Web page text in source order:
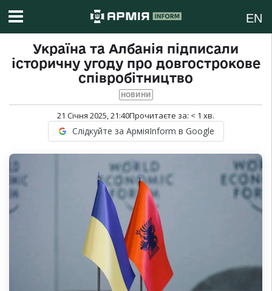
EN
Україна та Албанія підписали
історичну угоду про довгострокове
співробітництво
НОВИНИ
21 Січня 2025, 21:40Прочитаєте за: < 1 хв.
Слідкуйте за АрміяInform в Google